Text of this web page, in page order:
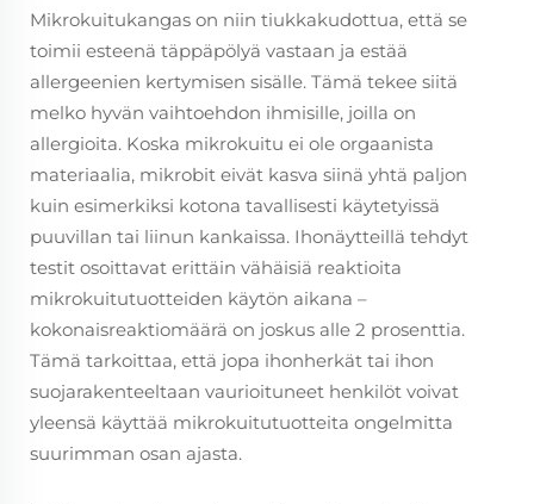
Mikrokuitukangas on niin tiukkakudottua, että se
toimii esteenä täppäpölyä vastaan ja estää
allergeenien kertymisen sisälle. Tämä tekee siitä
melko hyvän vaihtoehdon ihmisille, joilla on
allergioita. Koska mikrokuitu ei ole orgaanista
materiaalia, mikrobit eivät kasva siinä yhtä paljon
kuin esimerkiksi kotona tavallisesti käytetyissä
puuvillan tai liinun kankaissa. Ihonäytteillä tehdyt
testit osoittavat erittäin vähäisiä reaktioita
mikrokuitutuotteiden käytön aikana –
kokonaisreaktiomäärä on joskus alle 2 prosenttia.
Tämä tarkoittaa, että jopa ihonherkät tai ihon
suojarakenteeltaan vaurioituneet henkilöt voivat
yleensä käyttää mikrokuitutuotteita ongelmitta
suurimman osan ajasta.